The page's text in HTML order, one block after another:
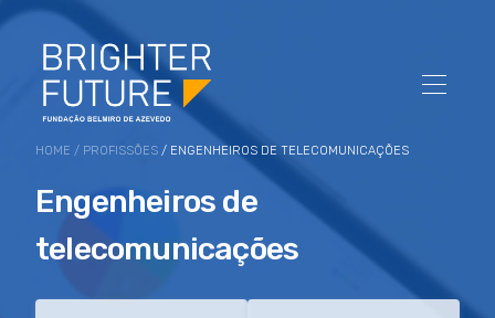
HOME / PROFISSÕES / ENGENHEIROS DE TELECOMUNICAÇÕES
Engenheiros de
telecomunicações